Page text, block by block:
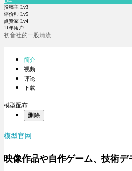
Lv4
投稿主 Lv3
评价师 Lv5
点赞家 Lv4
11年用户
初音社的一股清流
简介
视频
评论
下载
模型配布
删除
模型官网
映像作品や自作ゲーム、技術デ